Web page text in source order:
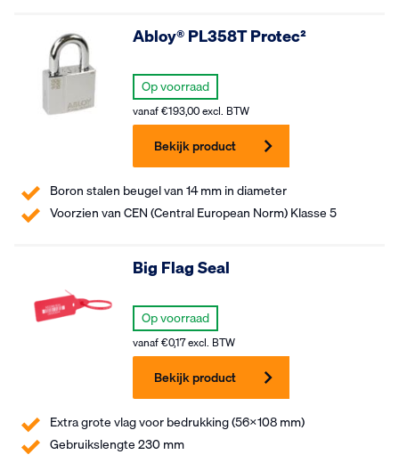
Boron stalen beugel van 14 mm in diameter
Voorzien van CEN (Central European Norm) Klasse 5
Abloy® PL358T Protec²
Op voorraad
vanaf€193,00excl. BTW
Bekijk product
Extra grote vlag voor bedrukking (56x108 mm)
Gebruikslengte 230 mm
Big Flag Seal
Op voorraad
vanaf€0,17excl. BTW
Bekijk product